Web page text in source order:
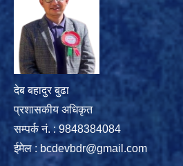
देब बहादुर बुढा
प्रशासकीय अधिकृत
सम्पर्क नं. : 9848384084
ईमेल : bcdevbdr@gmail.com